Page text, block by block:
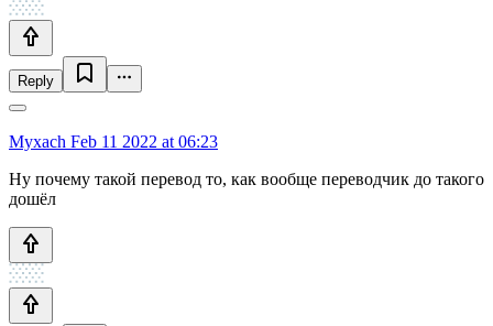
Reply
Myxach Feb 11 2022 at 06:23
Ну почему такой перевод то, как вообще переводчик до такого
дошёл